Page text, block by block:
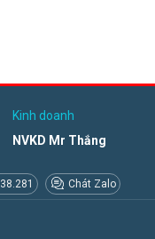
Kinh doanh
NVKD Mr Thắng
Chát Zalo